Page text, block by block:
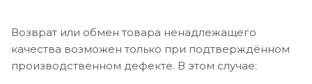
Возврат или обмен товара ненадлежащего
качества возможен только при подтверждённом
производственном дефекте. В этом случае: